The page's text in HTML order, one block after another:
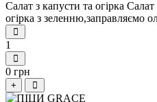
Салат з капусти та огірка
огірка з зеленню,заправляємо
1
0 грн
+